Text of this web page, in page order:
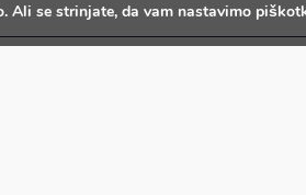
Ali se strinjate, da vam nastavimo